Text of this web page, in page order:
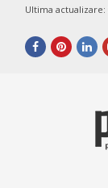
Ultima actualizare: